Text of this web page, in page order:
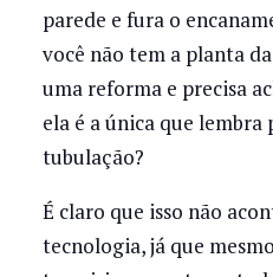
parede e fura o
você não tem a planta
uma reforma e precisa
ela é a única que
tubulação?
É claro que isso não
tecnologia, já que